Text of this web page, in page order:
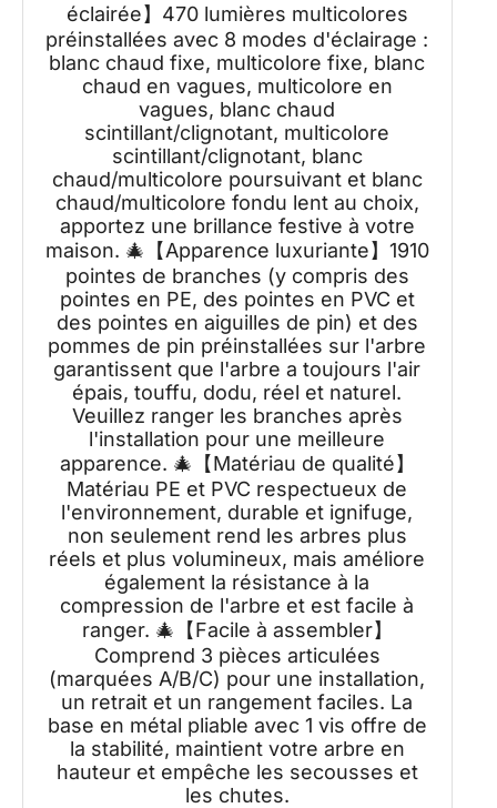
éclairée】470 lumières multicolores
préinstallées avec 8 modes d'éclairage :
blanc chaud fixe, multicolore fixe, blanc
chaud en vagues, multicolore en
vagues, blanc chaud
scintillant/clignotant, multicolore
scintillant/clignotant, blanc
chaud/multicolore poursuivant et blanc
chaud/multicolore fondu lent au choix,
apportez une brillance festive à votre
maison. 🎄【Apparence luxuriante】1910
pointes de branches (y compris des
pointes en PE, des pointes en PVC et
des pointes en aiguilles de pin) et des
pommes de pin préinstallées sur l'arbre
garantissent que l'arbre a toujours l'air
épais, touffu, dodu, réel et naturel.
Veuillez ranger les branches après
l'installation pour une meilleure
apparence. 🎄【Matériau de qualité】
Matériau PE et PVC respectueux de
l'environnement, durable et ignifuge,
non seulement rend les arbres plus
réels et plus volumineux, mais améliore
également la résistance à la
compression de l'arbre et est facile à
ranger. 🎄【Facile à assembler】
Comprend 3 pièces articulées
(marquées A/B/C) pour une installation,
un retrait et un rangement faciles. La
base en métal pliable avec 1 vis offre de
la stabilité, maintient votre arbre en
hauteur et empêche les secousses et
les chutes.